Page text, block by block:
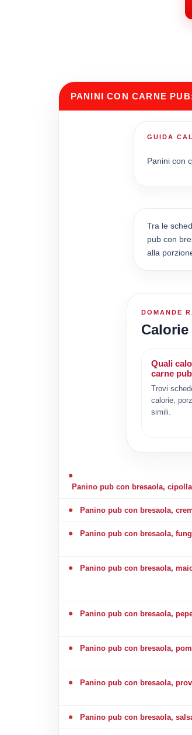
PANINI CON CARNE
GUIDA
Panini con
Tra le
pub con
alla
DOMANDE
Quali
carne
Trovi
calorie,
simili.
Panino pub con bresaola,
Panino pub con bresaola,
Panino pub con bresaola,
Panino pub con bresaola,
Panino pub con bresaola,
Panino pub con bresaola,
Panino pub con bresaola,
Panino pub con bresaola,